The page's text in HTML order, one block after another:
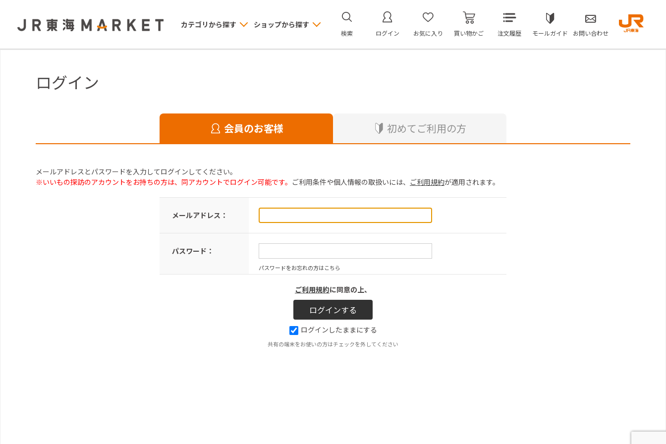
カテゴリから探す ショップから探す
検索 ログイン お気に入り 買い物かご 注文履歴 モールガイド お問い合わせ
ログイン
会員のお客様 初めてご利用の方
メールアドレスとパスワードを入力してログインしてください。
※いいもの探訪のアカウントをお持ちの方は、同アカウントでログイン可能です。 ご利用条件や個人情報の取扱いには、 ご利用規約が適用されます。
メールアドレス：
パスワード：
パスワードをお忘れの方はこちら
ご利用規約に同意の上、
ログインしたままにする
共有の端末をお使いの方はチェックを外してください